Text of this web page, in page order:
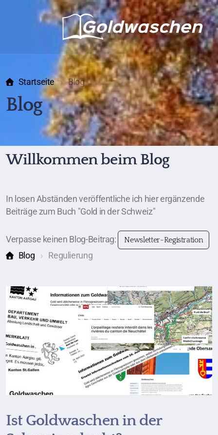
Startseite Blog
Blog
Willkommen beim Blog
In losen Abständen veröffentliche ich hier ergänzende
Beiträge zum Buch "Gold in der Schweiz"
Verpasse keinen Blog-Beitrag: Newsletter-Registration
Blog Regulierung
Ist Goldwaschen in der